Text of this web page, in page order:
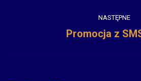
NASTĘPNE
Promocja z